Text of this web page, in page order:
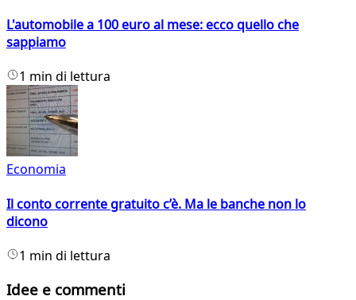
L'automobile a 100 euro al mese: ecco quello che
sappiamo
1 min di lettura
Economia
Il conto corrente gratuito c’è. Ma le banche non lo
dicono
1 min di lettura
Idee e commenti